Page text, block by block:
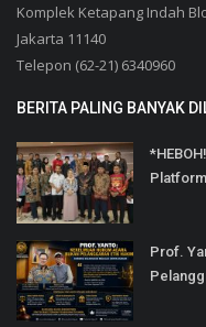
Komplek Ketapang Indah
Jakarta 11140
Telepon (62-21) 6340960
BERITA PALING BANYAK
Prof.